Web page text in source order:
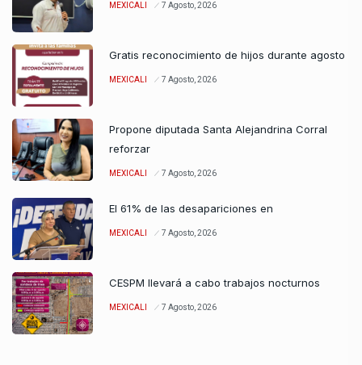
MEXICALI 7 Agosto, 2026
Gratis reconocimiento de hijos durante agosto
MEXICALI 7 Agosto, 2026
Propone diputada Santa Alejandrina Corral
reforzar
MEXICALI 7 Agosto, 2026
El 61% de las desapariciones en
MEXICALI 7 Agosto, 2026
CESPM llevará a cabo trabajos nocturnos
MEXICALI 7 Agosto, 2026